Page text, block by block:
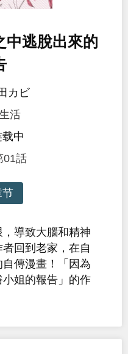
中逃脫出來的
カビ
活
中
01話
节
導致大腦和精神
回到老家，在自
傳漫畫！「因為
姐的報告」的作